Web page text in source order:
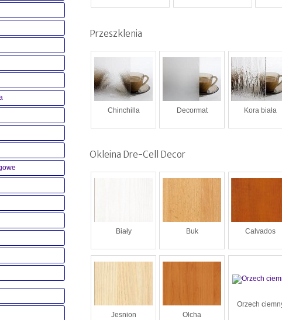
Przeszklenia
Chinchilla Decormat Kora biała
Okleina Dre-Cell Decor
Biały Buk Calvados
Jesnion Olcha
Orzech